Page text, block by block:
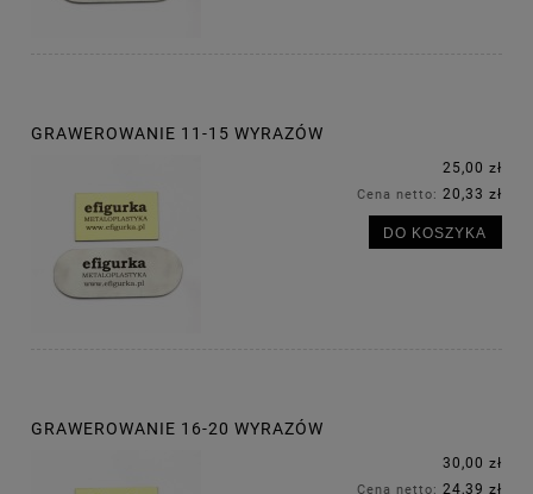
GRAWEROWANIE 11-15 WYRAZÓW
25,00 zł
Cena netto: 20,33 zł
DO KOSZYKA
GRAWEROWANIE 16-20 WYRAZÓW
30,00 zł
Cena netto: 24,39 zł